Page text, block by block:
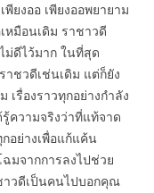
ยงออ เพียงออพยายาม
หมือนเดิม ราชาวดี
ม่ดีไว้มาก ในที่สุด
ชวดีเช่นเดิม แต่ก็ยัง
เรื่องราวทุกอย่างกำลัง
ความจริงว่าที่แท้จาด
อย่างเพื่อแก้แค้น
มจากการลงไปช่วย
าวดีเป็นคนไปบอกคุณ